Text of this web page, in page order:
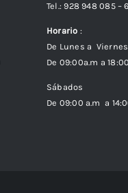
Tel.: 928 948 085 –
Horario :
De Lunes a Viernes
De 09:00a.m a
Sábados
De 09:00 a.m a